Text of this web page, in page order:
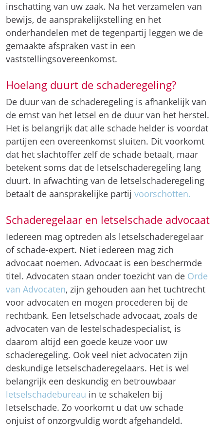
inschatting van uw zaak. Na het verzamelen van
bewijs, de aansprakelijkstelling en het
onderhandelen met de tegenpartij leggen we de
gemaakte afspraken vast in een
vaststellingsovereenkomst.
Hoelang duurt de schaderegeling?
De duur van de schaderegeling is afhankelijk van
de ernst van het letsel en de duur van het herstel.
Het is belangrijk dat alle schade helder is voordat
partijen een overeenkomst sluiten. Dit voorkomt
dat het slachtoffer zelf de schade betaalt, maar
betekent soms dat de letselschaderegeling lang
duurt. In afwachting van de letselschaderegeling
betaalt de aansprakelijke partij voorschotten.
Schaderegelaar en letselschade advocaat
Iedereen mag optreden als letselschaderegelaar
of schade-expert. Niet iedereen mag zich
advocaat noemen. Advocaat is een beschermde
titel. Advocaten staan onder toezicht van de Orde
van Advocaten, zijn gehouden aan het tuchtrecht
voor advocaten en mogen procederen bij de
rechtbank. Een letselschade advocaat, zoals de
advocaten van de lestelschadespecialist, is
daarom altijd een goede keuze voor uw
schaderegeling. Ook veel niet advocaten zijn
deskundige letselschaderegelaars. Het is wel
belangrijk een deskundig en betrouwbaar
letselschadebureau in te schakelen bij
letselschade. Zo voorkomt u dat uw schade
onjuist of onzorgvuldig wordt afgehandeld.